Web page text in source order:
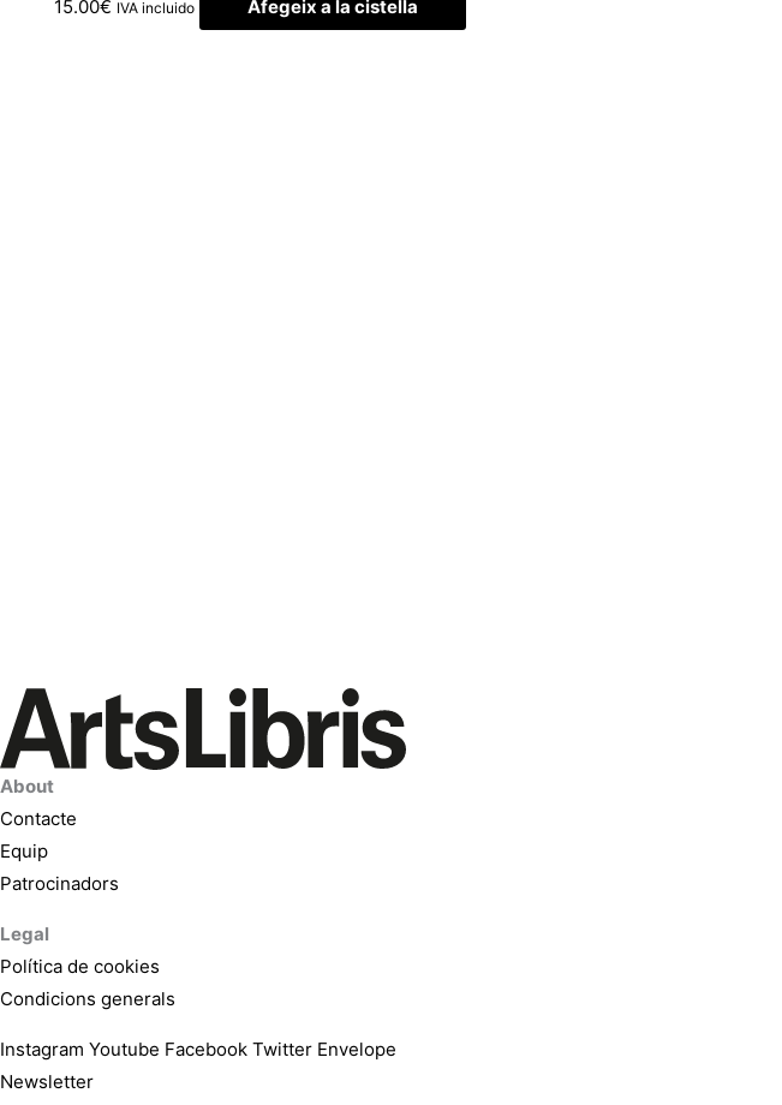
15.00€ IVA incluido Afegeix a la cistella
About
Contacte
Equip
Patrocinadors
Legal
Política de cookies
Condicions generals
Instagram Youtube Facebook Twitter Envelope
Newsletter